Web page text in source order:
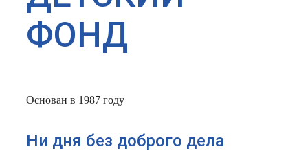
ФОНД
Основан в 1987 году
Ни дня без доброго дела